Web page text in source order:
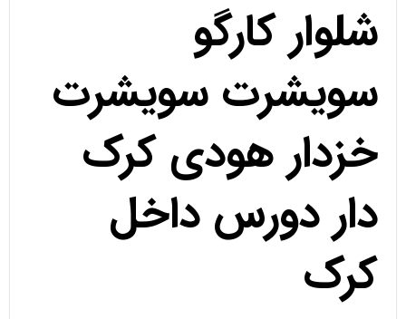
شلوار کارگو
سویشرت سویشرت
خزدار هودی کرک
دار دورس داخل
کرک